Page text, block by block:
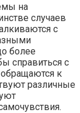
на
случаев
с
более
справиться с
к
различные